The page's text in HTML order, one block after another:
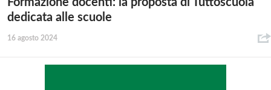
dedicata alle scuole
16 agosto 2024